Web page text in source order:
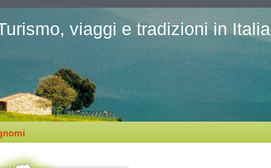
viaggi e tradizioni in Italia